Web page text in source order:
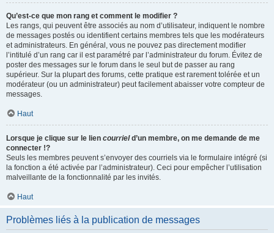
Qu’est-ce que mon rang et comment le modifier ?
Les rangs, qui peuvent être associés au nom d’utilisateur, indiquent le nombre
de messages postés ou identifient certains membres tels que les modérateurs
et administrateurs. En général, vous ne pouvez pas directement modifier
l’intitulé d’un rang car il est paramétré par l’administrateur du forum. Évitez de
poster des messages sur le forum dans le seul but de passer au rang
supérieur. Sur la plupart des forums, cette pratique est rarement tolérée et un
modérateur (ou un administrateur) peut facilement abaisser votre compteur de
messages.
Haut
Lorsque je clique sur le lien courrield’un membre, on me demande de me
connecter !?
Seuls les membres peuvent s’envoyer des courriels via le formulaire intégré (si
la fonction a été activée par l’administrateur). Ceci pour empêcher l’utilisation
malveillante de la fonctionnalité par les invités.
Haut
Problèmes liés à la publication de messages